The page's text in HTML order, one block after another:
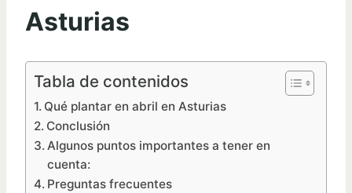
Asturias
Tabla de contenidos
Qué plantar en abril en Asturias
Conclusión
Algunos puntos importantes a tener en
cuenta:
Preguntas frecuentes